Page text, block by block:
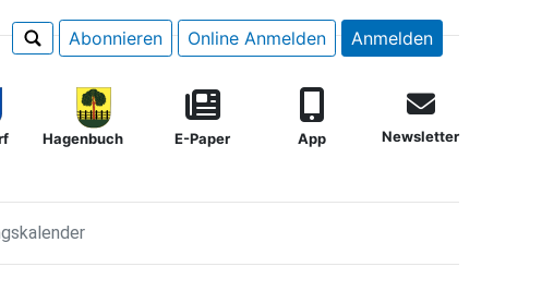
Abonnieren Online Anmelden Anmelden
Hagenbuch E-Paper App Newsletter